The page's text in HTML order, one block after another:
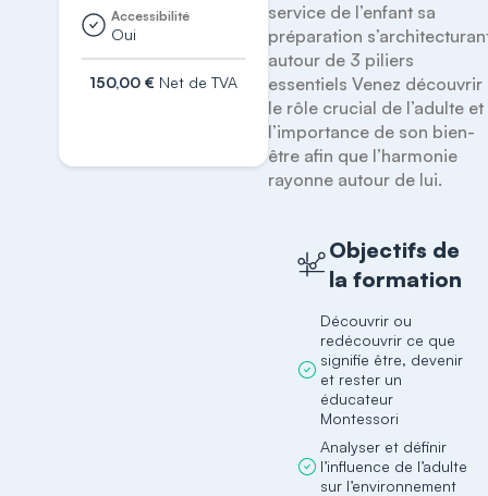
Accessibilité
Oui
150,00 € Net de TVA
service de l’enfant sa
préparation
autour de 3 piliers
essentiels Venez découvrir
le rôle crucial de l’adulte et
l’importance de son bien-
être afin que l’harmonie
rayonne autour de lui.
Objectifs de
la formation
Découvrir ou
redécouvrir ce que
signifie être, devenir
et rester un
éducateur
Montessori
Analyser et définir
l’influence de l’adulte
sur l’environnement